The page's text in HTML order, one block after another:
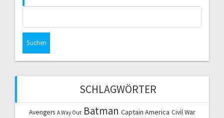
SCHLAGWÖRTER
Avengers A Way Out Batman Captain America Civil War